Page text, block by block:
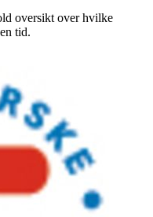
oversikt over hvilke
tid.